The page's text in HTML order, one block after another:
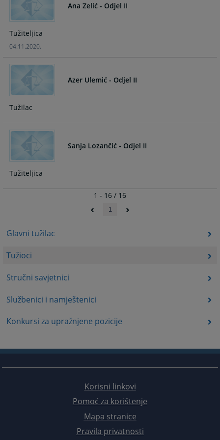
Glavni tužilac
Tužioci
Stručni savjetnici
Službenici i namještenici
Konkursi za upražnjene pozicije
Ana Zelić - Odjel II
Tužiteljica
04.11.2020.
Azer Ulemić - Odjel II
Tužilac
Sanja Lozančić - Odjel II
Tužiteljica
1 - 16 / 16
1
Korisni linkovi
Pomoć za korištenje
Mapa stranice
Pravila privatnosti